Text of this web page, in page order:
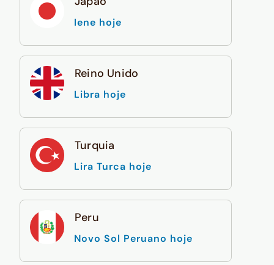
Iene hoje
Reino Unido
Libra hoje
Turquia
Lira Turca hoje
Peru
Novo Sol Peruano hoje